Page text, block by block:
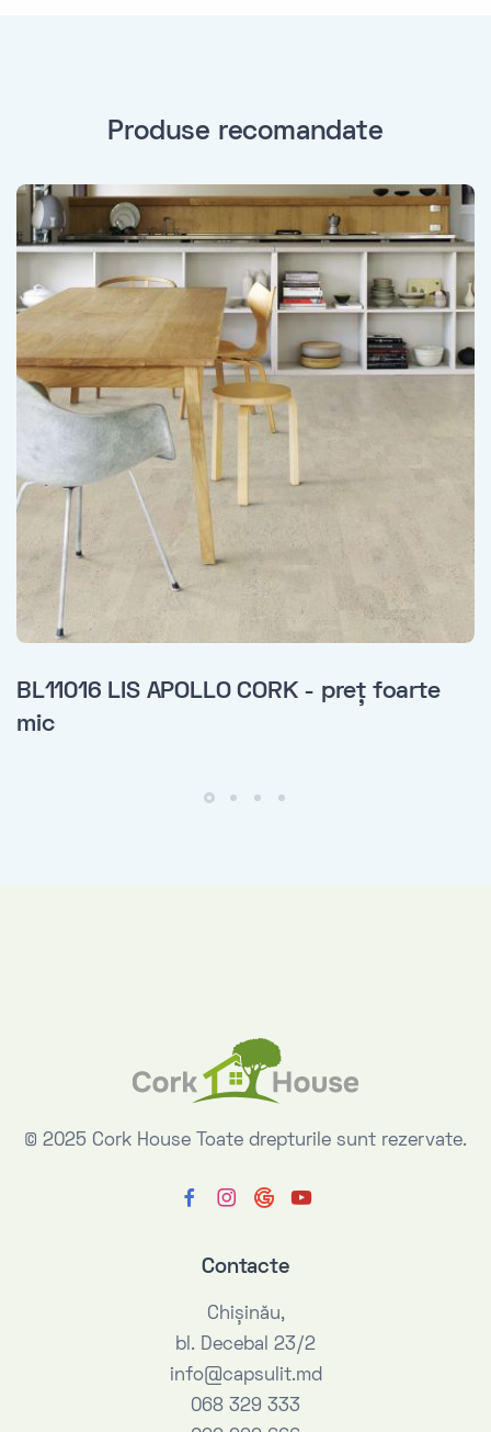
Produse recomandate
BL11016 LIS APOLLO CORK - preț foarte
mic
© 2025 Cork House Toate drepturile sunt rezervate.
Contacte
Chişinău,
bl. Decebal 23/2
info@capsulit.md
068 329 333